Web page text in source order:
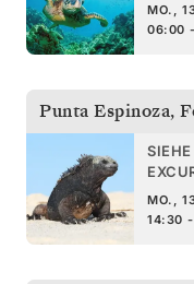
MO.,
06:00
Punta Espinoza,
MO.,
14:30